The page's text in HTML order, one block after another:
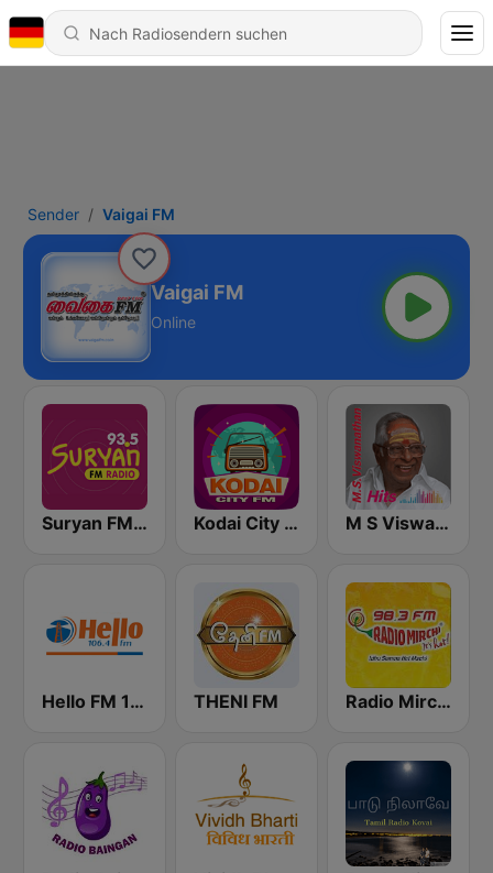
Sender Vaigai FM
Vaigai FM
Online
Suryan FM 93.5 Kodai City FM M S Viswanathan FM
Hello FM 106.4 THENI FM Radio Mirchi Tamil FM